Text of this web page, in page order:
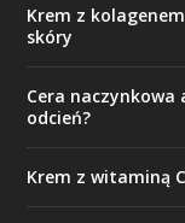
Krem z
skóry
Cera naczynkowa
odcień?
Krem z witaminą